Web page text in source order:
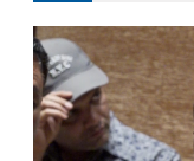
समाचार
समाचार